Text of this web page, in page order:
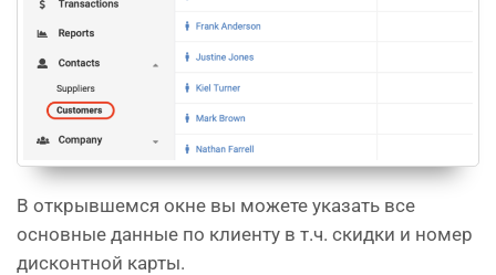
В открывшемся окне вы можете указать все
основные данные по клиенту в т.ч. скидки и номер
дисконтной карты.